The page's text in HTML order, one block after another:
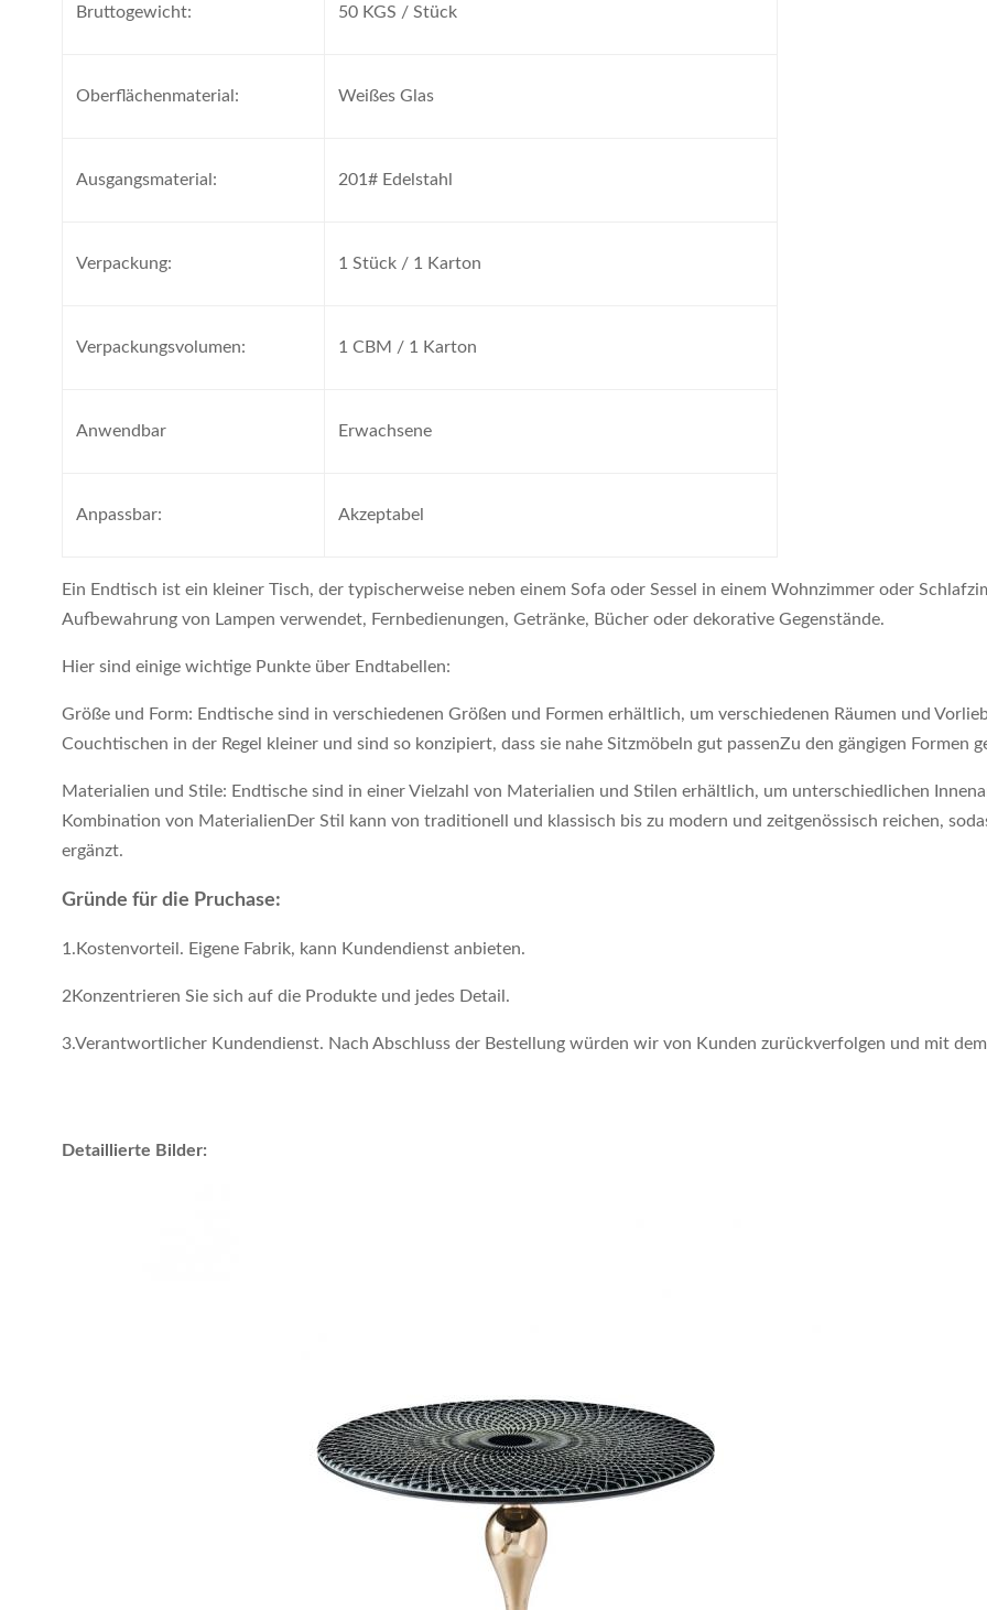
Bruttogewicht: 50 KGS / Stück
Oberflächenmaterial: Weißes Glas
Ausgangsmaterial: 201# Edelstahl
Verpackung: 1 Stück / 1 Karton
Verpackungsvolumen: 1 CBM / 1 Karton
Anwendbar Erwachsene
Anpassbar: Akzeptabel
Ein Endtisch ist ein kleiner Tisch, der typischerweise neben einem Sofa oder Sessel in einem Wohnzimmer oder
Aufbewahrung von Lampen verwendet, Fernbedienungen, Getränke, Bücher oder dekorative Gegenstände.
Hier sind einige wichtige Punkte über Endtabellen:
Größe und Form: Endtische sind in verschiedenen Größen und Formen erhältlich, um verschiedenen Räumen und
Couchtischen in der Regel kleiner und sind so konzipiert, dass sie nahe Sitzmöbeln gut passenZu den gängigen Formen
Materialien und Stile: Endtische sind in einer Vielzahl von Materialien und Stilen erhältlich, um unterschiedlichen
Kombination von MaterialienDer Stil kann von traditionell und klassisch bis zu modern und zeitgenössisch reichen,
ergänzt.
Gründe für die Pruchase:
1.Kostenvorteil. Eigene Fabrik, kann Kundendienst anbieten.
2Konzentrieren Sie sich auf die Produkte und jedes Detail.
3.Verantwortlicher Kundendienst. Nach Abschluss der Bestellung würden wir von Kunden zurückverfolgen und mit
Detaillierte Bilder: